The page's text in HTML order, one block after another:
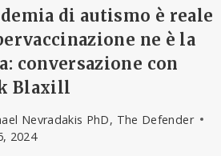
SUL
VACCINO
RSV
PER
BAMBINI
2
ANNI
di autismo è reale
ne è la
conversazione con
Blaxill
Nevradakis PhD, The Defender
2024